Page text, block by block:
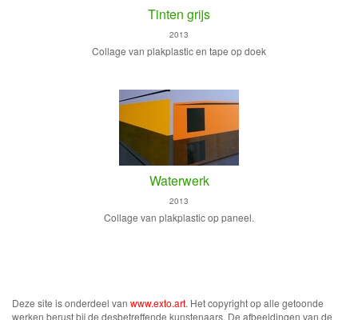
Tinten grijs
2013
Collage van plakplastic en tape op doek
Waterwerk
2013
Collage van plakplastic op paneel.
Deze site is onderdeel van www.exto.art. Het copyright op alle getoonde
werken berust bij de desbetreffende kunstenaars. De afbeeldingen van de